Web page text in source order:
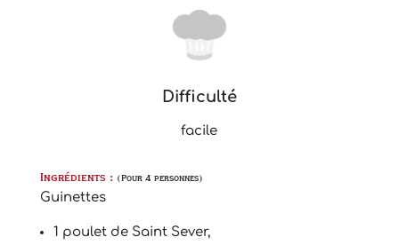
Difficulté
facile
Ingrédients : (Pour 4 personnes)
Guinettes
1 poulet de Saint Sever,